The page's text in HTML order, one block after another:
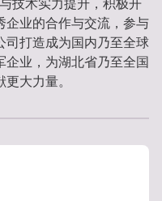
技术实力提升，积极开
企业的合作与交流，参与
司打造成为国内乃至全球
业，为湖北省乃至全国
大力量。